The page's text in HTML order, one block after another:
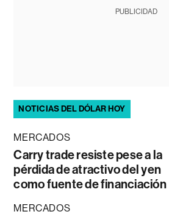
PUBLICIDAD
NOTICIAS DEL DÓLAR HOY
MERCADOS
Carry trade resiste pese a la
pérdida de atractivo del yen
como fuente de financiación
MERCADOS